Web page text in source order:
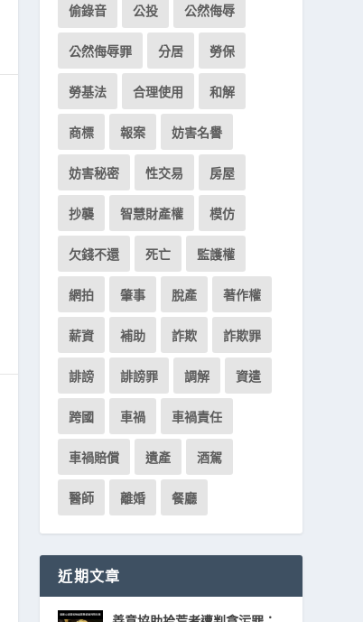
偷錄音 公投 公然侮辱
公然侮辱罪 分居 勞保
勞基法 合理使用 和解
商標 報案 妨害名譽
妨害秘密 性交易 房屋
抄襲 智慧財產權 模仿
欠錢不還 死亡 監護權
網拍 肇事 脫產 著作權
薪資 補助 詐欺 詐欺罪
誹謗 誹謗罪 調解 資遣
跨國 車禍 車禍責任
車禍賠償 遺產 酒駕
醫師 離婚 餐廳
近期文章